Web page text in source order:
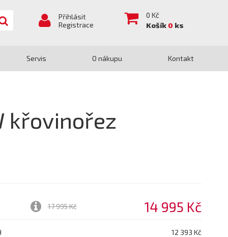
Přihlásit
Registrace
0 Kč
Košík 0 ks
Servis O nákupu Kontakt
křovinořez
17 995 Kč 14 995 Kč
12 393 Kč